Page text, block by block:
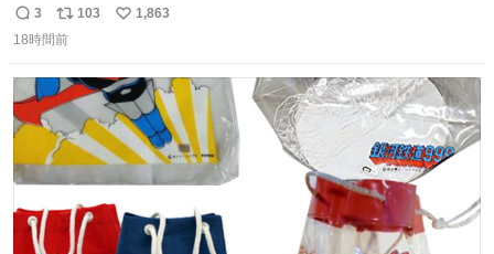
と。網目が細かいから虫の侵入は一切許さないし、見た目
もクリアで網戸の存在を感じない。特筆すべきはその値
コスパ。これから家を建てる方は迷わず採用してほしい。
返
信
3
リ
ポ
ト
数
103
い
数
1,863
18時間前